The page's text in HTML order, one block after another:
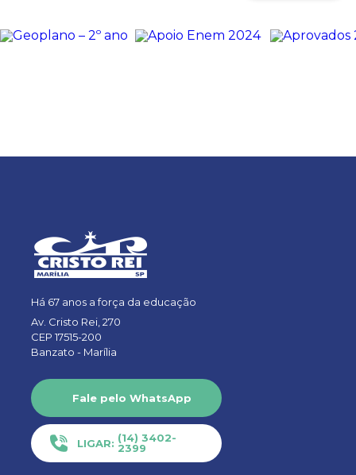
Há 67 anos a força da educação
Av. Cristo Rei, 270
CEP 17515-200
Banzato - Marília
Fale pelo WhatsApp
LIGAR: (14) 3402-
2399